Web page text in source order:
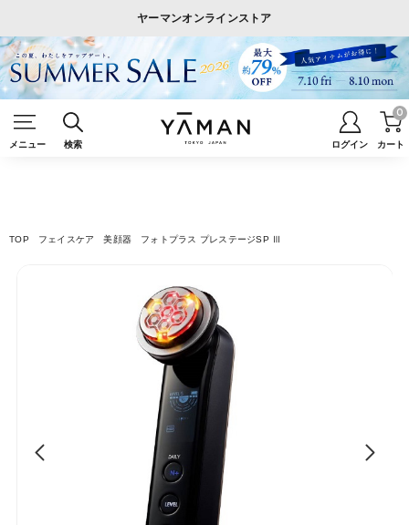
ヤーマンオンラインストア
メニュー 検索 ログイン カート
0
TOP フェイスケア 美顔器 フォトプラス プレステージSP Ⅲ